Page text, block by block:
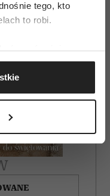
tego, kto
to robi.
również:
Twojej lokalizacji
do kilku metrów
aktywnie
palca)
preferencje w
cookie możesz